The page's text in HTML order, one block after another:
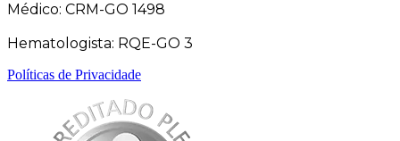
Médico: CRM-GO 1498
Hematologista: RQE-GO 3
Políticas de Privacidade